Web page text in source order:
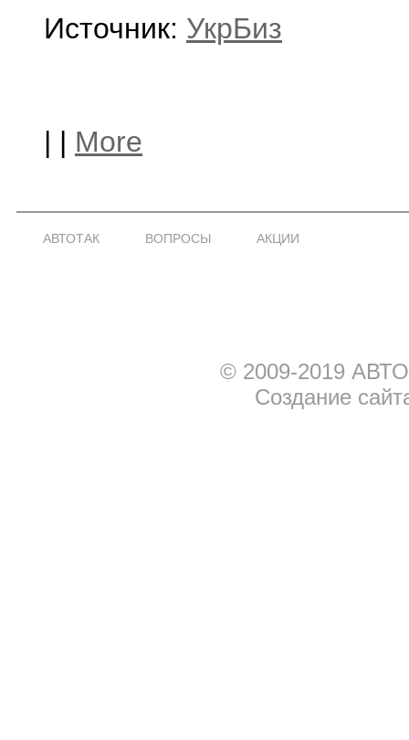
Источник: УкрБиз
| | More
АВТОТАК ВОПРОСЫ АКЦИИ
© 2009-2019
Создание